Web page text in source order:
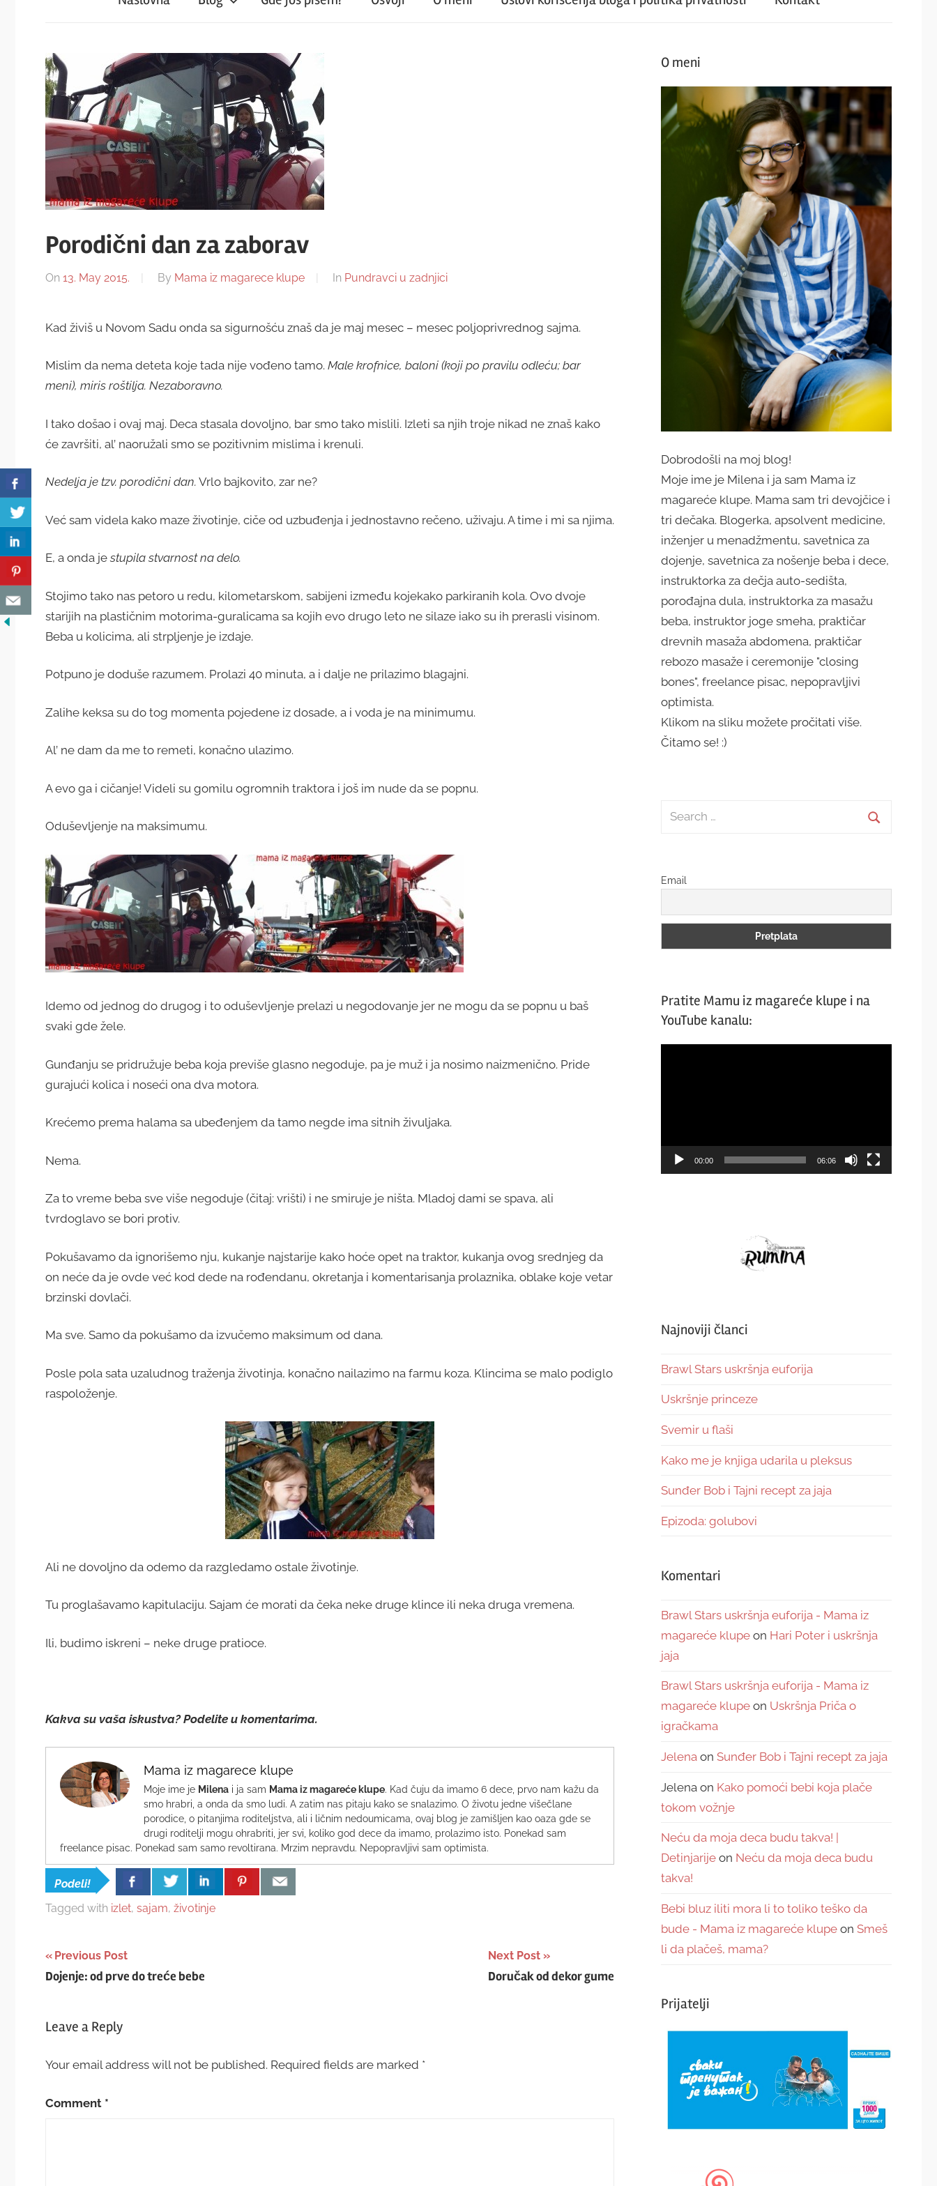
magareće
klupe
Porodični dan za zaborav
On 13. May 2015. By Mama iz magarece klupe In Pundravci u zadnjici
Kad živiš u Novom Sadu onda sa sigurnošću znaš da je maj mesec – mesec poljoprivrednog sajma.
Mislim da nema deteta koje tada nije vođeno tamo. Male krofnice, baloni (koji po pravilu odleću; bar
meni), miris roštilja. Nezaboravno.
I tako došao i ovaj maj. Deca stasala dovoljno, bar smo tako mislili. Izleti sa njih troje nikad ne znaš kako
će završiti, al’ naoružali smo se pozitivnim mislima i krenuli.
Nedelja je tzv. porodični dan. Vrlo bajkovito, zar ne?
Već sam videla kako maze životinje, ciče od uzbuđenja i jednostavno rečeno, uživaju. A time i mi sa njima.
E, a onda jestupila stvarnost na delo.
Stojimo tako nas petoro u redu, kilometarskom, sabijeni između kojekako parkiranih kola. Ovo dvoje
starijih na plastičnim motorima-guralicama sa kojih evo drugo leto ne silaze iako su ih prerasli visinom.
Beba u kolicima, ali strpljenje je izdaje.
Potpuno je doduše razumem. Prolazi 40 minuta, a i dalje ne prilazimo blagajni.
Zalihe keksa su do tog momenta pojedene iz dosade, a i voda je na minimumu.
Al’ ne dam da me to remeti, konačno ulazimo.
A evo ga i cičanje! Videli su gomilu ogromnih traktora i još im nude da se popnu.
Oduševljenje na maksimumu.
Idemo od jednog do drugog i to oduševljenje prelazi u negodovanje jer ne mogu da se popnu u baš
svaki gde žele.
Gunđanju se pridružuje beba koja previše glasno negoduje, pa je muž i ja nosimo naizmenično. Pride
gurajući kolica i noseći ona dva motora.
Krećemo prema halama sa ubeđenjem da tamo negde ima sitnih živuljaka.
Nema.
Za to vreme beba sve više negoduje (čitaj: vrišti) i ne smiruje je ništa. Mladoj dami se spava, ali
tvrdoglavo se bori protiv.
Pokušavamo da ignorišemo nju, kukanje najstarije kako hoće opet na traktor, kukanja ovog srednjeg da
on neće da je ovde već kod dede na rođendanu, okretanja i komentarisanja prolaznika, oblake koje vetar
brzinski dovlači.
Ma sve. Samo da pokušamo da izvučemo maksimum od dana.
Posle pola sata uzaludnog traženja životinja, konačno nailazimo na farmu koza. Klincima se malo podiglo
raspoloženje.
Ali ne dovoljno da odemo da razgledamo ostale životinje.
Tu proglašavamo kapitulaciju. Sajam će morati da čeka neke druge klince ili neka druga vremena.
Ili, budimo iskreni – neke druge pratioce.
Kakva su vaša iskustva? Podelite u komentarima.
Mama iz magarece klupe
Moje ime je Milenai ja sam Mama iz magareće klupe. Kad čuju da imamo 6 dece, prvo nam kažu da
smo hrabri, a onda da smo ludi. A zatim nas pitaju kako se snalazimo. O životu jedne višečlane
porodice, o pitanjima roditeljstva, ali i ličnim nedoumicama, ovaj blog je zamišljen kao oaza gde se
drugi roditelji mogu ohrabriti, jer svi, koliko god dece da imamo, prolazimo isto. Ponekad sam
freelance pisac. Ponekad sam samo revoltirana. Mrzim nepravdu. Nepopravljivi sam optimista.
Podeli!
Tagged with izlet, sajam, životinje
Post
navigation
Previous Post
Dojenje: od prve do treće bebe
Next Post
Doručak od dekor gume
Leave a Reply
Your email address will not be published. Required fields are marked *
Comment *
O meni
Dobrodošli na moj blog!
Moje ime je Milena i ja sam Mama iz
magareće klupe. Mama sam tri devojčice i
tri dečaka. Blogerka, apsolvent medicine,
inženjer u menadžmentu, savetnica za
dojenje, savetnica za nošenje beba i dece,
instruktorka za dečja auto-sedišta,
porođajna dula, instruktorka za masažu
beba, instruktor joge smeha, praktičar
drevnih masaža abdomena, praktičar
rebozo masaže i ceremonije "closing
bones", freelance pisac, nepopravljivi
optimista.
Klikom na sliku možete pročitati više.
Čitamo se! :)
Search
Email
Pratite Mamu iz magareće klupe i na
YouTube kanalu:
00:00 06:06
Najnoviji članci
Brawl Stars uskršnja euforija
Uskršnje princeze
Svemir u flaši
Kako me je knjiga udarila u pleksus
Sunđer Bob i Tajni recept za jaja
Epizoda: golubovi
Komentari
Brawl Stars uskršnja euforija - Mama iz
magareće klupe on Hari Poter i uskršnja
jaja
Brawl Stars uskršnja euforija - Mama iz
magareće klupe on Uskršnja Priča o
igračkama
Jelena on Sunđer Bob i Tajni recept za jaja
Jelena on Kako pomoći bebi koja plače
tokom vožnje
Neću da moja deca budu takva! |
Detinjarije on Neću da moja deca budu
takva!
Bebi bluz iliti mora li to toliko teško da
bude - Mama iz magareće klupe on Smeš
li da plačeš, mama?
Prijatelji